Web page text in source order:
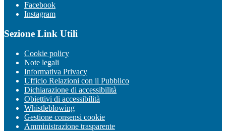
Facebook
Instagram
Sezione Link Utili
Cookie policy
Note legali
Informativa Privacy
Ufficio Relazioni con il Pubblico
Dichiarazione di accessibilità
Obiettivi di accessibilità
Whistleblowing
Gestione consensi cookie
Amministrazione trasparente